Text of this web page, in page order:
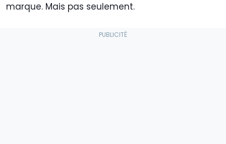
marque. Mais pas seulement.